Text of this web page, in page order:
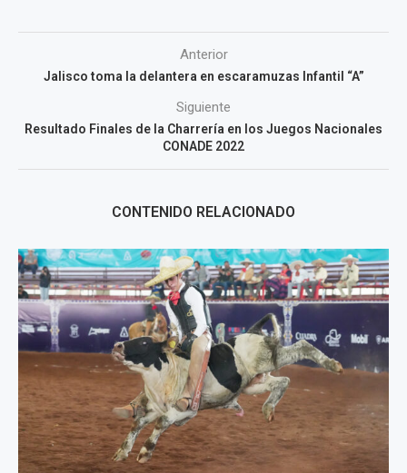
Anterior
Jalisco toma la delantera en escaramuzas Infantil “A”
Siguiente
Resultado Finales de la Charrería en los Juegos Nacionales
CONADE 2022
CONTENIDO RELACIONADO